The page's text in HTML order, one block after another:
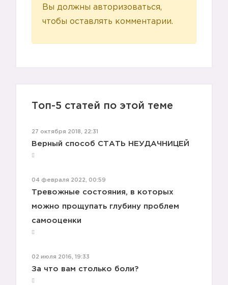
Вы должны авторизоваться,
чтобы оставлять комментарии.
Топ-5 статей по этой теме
27 октября 2018, 22:31
Верный способ СТАТЬ НЕУДАЧНИЦЕЙ
04 февраля 2022, 00:59
Тревожные состояния, в которых
можно прощупать глубину проблем
самооценки
02 июля 2016, 19:33
За что вам столько боли?